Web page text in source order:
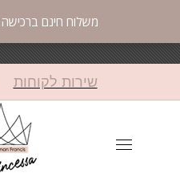
משלוח חינם ברכישה מעל
שירות לקוחות